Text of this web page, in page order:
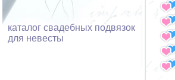
каталог свадебных подвязок
для невесты